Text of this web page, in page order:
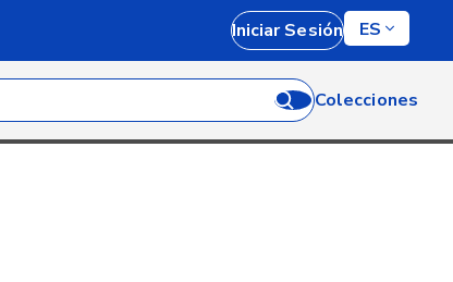
Iniciar Sesión ES
Colecciones